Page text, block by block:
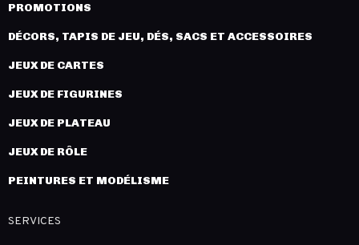
PROMOTIONS
DÉCORS, TAPIS DE JEU, DÉS, SACS ET ACCESSOIRES
JEUX DE CARTES
JEUX DE FIGURINES
JEUX DE PLATEAU
JEUX DE RÔLE
PEINTURES ET MODÉLISME
SERVICES